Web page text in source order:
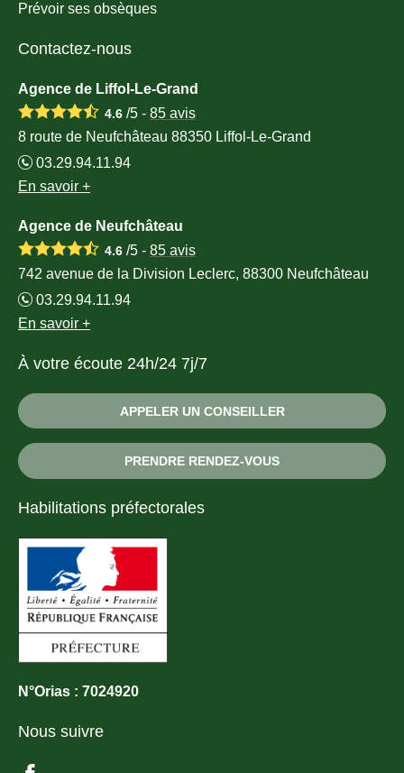
Prévoir ses obsèques
Contactez-nous
Agence de Liffol-Le-Grand
4.6 /5 - 85 avis
8 route de Neufchâteau 88350 Liffol-Le-Grand
03.29.94.11.94
En savoir +
Agence de Neufchâteau
4.6 /5 - 85 avis
742 avenue de la Division Leclerc, 88300 Neufchâteau
03.29.94.11.94
En savoir +
À votre écoute 24h/24 7j/7
APPELER UN CONSEILLER
PRENDRE RENDEZ-VOUS
Habilitations préfectorales
N°Orias : 7024920
Nous suivre